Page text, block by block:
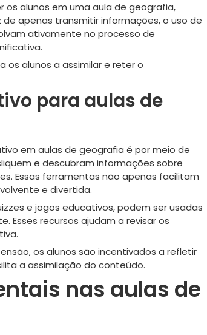
alunos em uma aula de geografia,
apenas transmitir informações, o uso de
ativamente no processo de
alunos a assimilar e reter o
para aulas de
em aulas de geografia é por meio de
e descubram informações sobre
Essas ferramentas não apenas facilitam
e divertida.
e jogos educativos, podem ser usadas
Esses recursos ajudam a revisar os
os alunos são incentivados a refletir
a assimilação do conteúdo.
nas aulas de